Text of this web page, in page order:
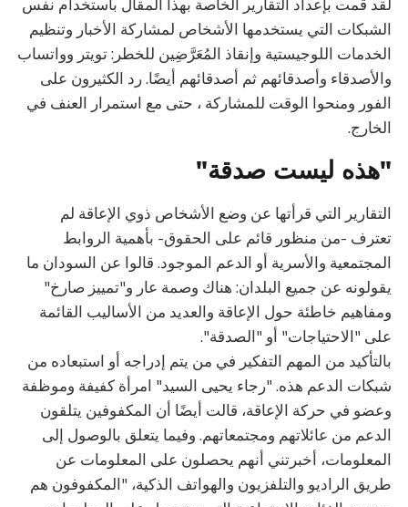
لقد قمت بإعداد التقارير الخاصة بهذا المقال باستخدام نفس
الشبكات التي يستخدمها الأشخاص لمشاركة الأخبار وتنظيم
الخدمات اللوجيستية وإنقاذ المُعَرَّضِين للخطر: تويتر وواتساب
والأصدقاء وأصدقائهم ثم أصدقائهم أيضًا. رد الكثيرون على
الفور ومنحوا الوقت للمشاركة ، حتى مع استمرار العنف في
الخارج.
"هذه ليست صدقة"
التقارير التي قرأتها عن وضع الأشخاص ذوي الإعاقة لم
تعترف -من منظور قائم على الحقوق- بأهمية الروابط
المجتمعية والأسرية أو الدعم الموجود. قالوا عن السودان ما
يقولونه عن جميع البلدان: هناك وصمة عار و"تمييز صارخ"
ومفاهيم خاطئة حول الإعاقة والعديد من الأساليب القائمة
على "الاحتياجات" أو "الصدقة".
بالتأكيد من المهم التفكير في من يتم إدراجه أو استبعاده من
شبكات الدعم هذه. "رجاء يحيى السيد" امرأة كفيفة وموظفة
وعضو في حركة الإعاقة، قالت أيضًا أن المكفوفين يتلقون
الدعم من عائلاتهم ومجتمعاتهم. وفيما يتعلق بالوصول إلى
المعلومات، أخبرتني أنهم يحصلون على المعلومات عن
طريق الراديو والتلفزيون والهواتف الذكية، "المكفوفون هم